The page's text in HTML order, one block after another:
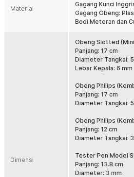
Hadir dengan kotak penyimpanan yang
rapi, mudah ditemukan, dan mudah
Rincian yang Anda dapatkan untuk
1 x Obeng Philips Kecil
1 x Kotak Penyimpanan
Material
Gagang Kunci
Gagang Obeng:
Bodi Meteran dan
Dimensi
Obeng Slotted
Panjang: 17 cm
Diameter Tangkai:
Lebar Kepala: 6 mm
Obeng Philips
Panjang: 17 cm
Diameter Tangkai:
Obeng Philips
Panjang: 12 cm
Diameter Tangkai:
Tester Pen Model
Panjang: 13.8 cm
Diameter: 3 mm